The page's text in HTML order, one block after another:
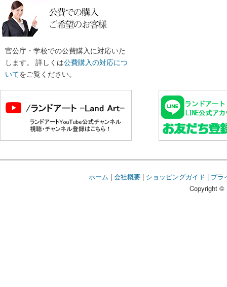
官公庁・学校での公費購入に対応いた
します。 詳しくは公費購入の対応につ
いてをご覧ください。
ホーム | 会社概要| ショッピングガイド | プラ
Copyright ©